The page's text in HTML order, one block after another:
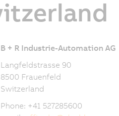
B + R Industrie-Automation AG
Langfeldstrasse 90
8500 Frauenfeld
Switzerland
Phone: +41 527285600